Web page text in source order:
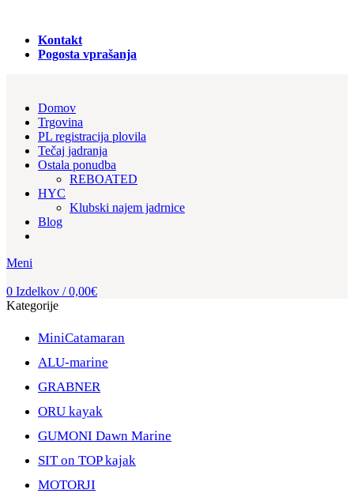
Kontakt
Pogosta vprašanja
Domov
Trgovina
PL registracija plovila
Tečaj jadranja
Ostala ponudba
REBOATED
HYC
Klubski najem jadrnice
Blog
Meni
0 Izdelkov / 0,00€
Kategorije
MiniCatamaran
ALU-marine
GRABNER
ORU kayak
GUMONI Dawn Marine
SIT on TOP kajak
MOTORJI